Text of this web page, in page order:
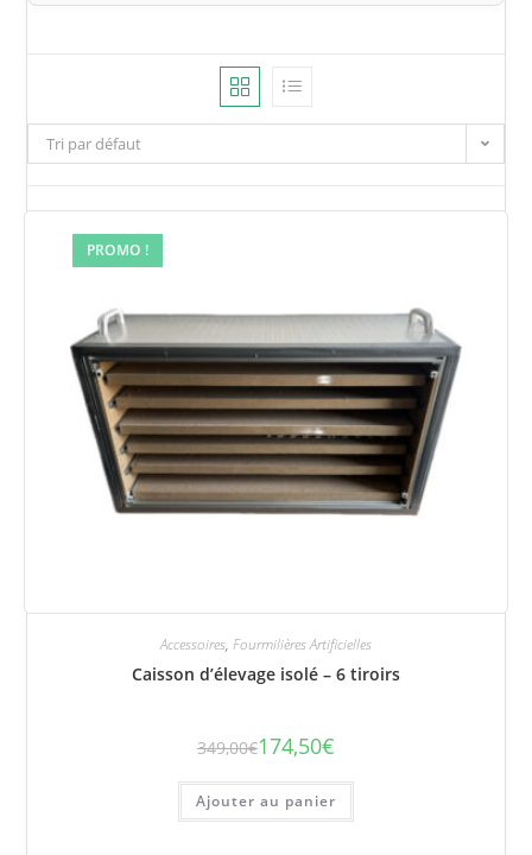
Tri par défaut
PROMO !
Accessoires, Fourmilières Artificielles
Caisson d’élevage isolé – 6 tiroirs
349,00€ Le
initial
était :
349,00€.
174,50€
Le
actuel
est :
174,50€.
Ajouter au panier